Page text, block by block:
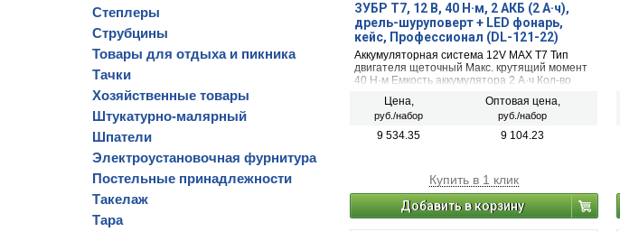
Степлеры
Струбцины
Товары для отдыха и пикника
Тачки
Хозяйственные товары
Штукатурно-малярный
Шпатели
Электроустановочная фурнитура
Постельные принадлежности
Такелаж
Тара
ЗУБР Т7, 12 В, 40 Н·м, 2 АКБ (2 А·ч),
дрель-шуруповерт + LED фонарь,
кейс, Профессионал (DL-121-22)
Аккумуляторная система 12V MAX T7 Тип
двигателя щеточный Макс. крутящий момент
40 Н·м Емкость аккумулятора 2 А·ч Кол-во
(рыбалки) нет
Цена,
руб./набор
Оптовая цена,
руб./набор
9 534.35 9 104.23
Купить в 1 клик
Добавить в корзину